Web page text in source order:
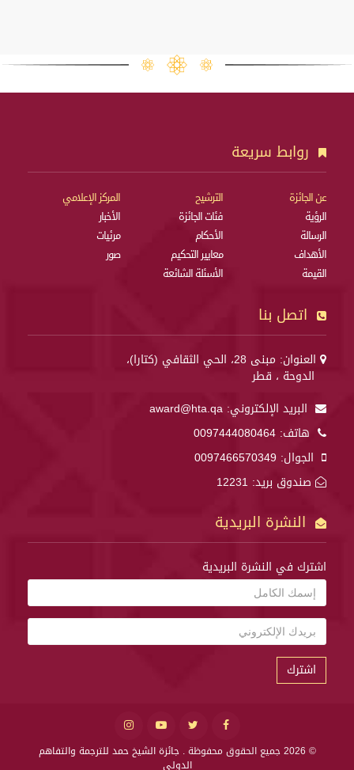
روابط سريعة
عن الجائزة
الرؤية
الرسالة
الأهداف
القيمة
الترشيح
فئات الجائزة
الأحكام
معايير التحكيم
الأسئلة الشائعة
المركز الإعلامي
الأخبار
مرئيات
صور
اتصل بنا
العنوان: مبنى 28، الحي الثقافي (كتارا)،
الدوحة ، قطر
البريد الإلكتروني: award@hta.qa
هاتف: 0097444080464
الجوال: 0097466570349
صندوق بريد: 12231
النشرة البريدية
اشترك في النشرة البريدية
اشترك
© 2026 جميع الحقوق محفوظة .
جائزة الشيخ حمد للترجمة والتفاهم
الدولي